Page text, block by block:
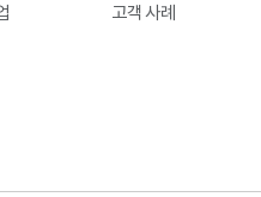
고객 사례